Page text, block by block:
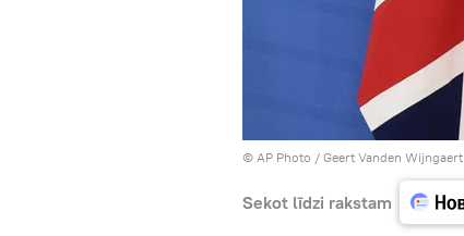
© AP Photo / Geert Vanden Wijngaert
Sekot līdzi rakstam